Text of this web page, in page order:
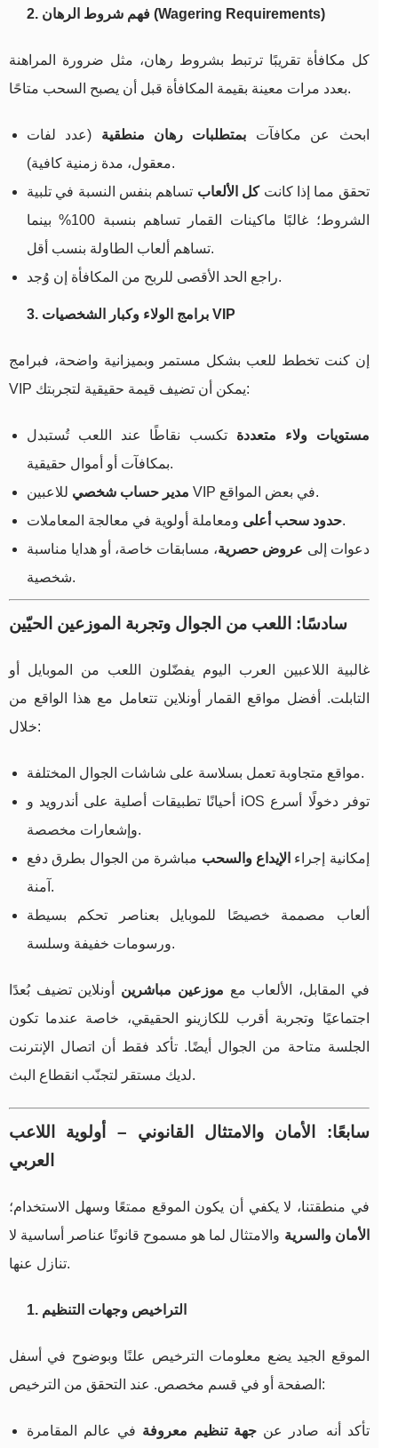
2. فهم شروط الرهان (Wagering Requirements)
كل مكافأة تقريبًا ترتبط بشروط رهان، مثل ضرورة المراهنة
بعدد مرات معينة بقيمة المكافأة قبل أن يصبح السحب متاحًا.
ابحث عن مكافآت بمتطلبات رهان منطقية (عدد لفات
معقول، مدة زمنية كافية).
تحقق مما إذا كانتكل الألعاب تساهم بنفس النسبة في تلبية
الشروط؛ غالبًا ماكينات القمار تساهم بنسبة 100% بينما
تساهم ألعاب الطاولة بنسب أقل.
راجع الحد الأقصى للربح من المكافأة إن وُجد.
3. برامج الولاء وكبار الشخصيات VIP
إن كنت تخطط للعب بشكل مستمر وبميزانية واضحة، فبرامج
VIP يمكن أن تضيف قيمة حقيقية لتجربتك:
مستويات ولاء متعددة تكسب نقاطًا عند اللعب تُستبدل
بمكافآت أو أموال حقيقية.
مدير حساب شخصي
للاعبين VIP في بعض المواقع.
حدود سحب أعلىومعاملة أولوية في معالجة المعاملات.
دعوات إلى عروض حصرية، مسابقات خاصة، أو هدايا مناسبة
شخصية.
سادسًا: اللعب من الجوال وتجربة الموزعين الحيّين
غالبية اللاعبين العرب اليوم يفضّلون اللعب من الموبايل أو
التابلت. أفضل مواقع القمار أونلاين تتعامل مع هذا الواقع من
خلال:
مواقع متجاوبة تعمل بسلاسة على شاشات الجوال المختلفة.
أحيانًا تطبيقات أصلية على أندرويد و iOS توفر دخولًا أسرع
وإشعارات مخصصة.
إمكانية إجراء الإيداع والسحب مباشرة من الجوال بطرق دفع
آمنة.
ألعاب مصممة خصيصًا للموبايل بعناصر تحكم بسيطة
ورسومات خفيفة وسلسة.
في المقابل، الألعاب مع موزعين مباشرين أونلاين تضيف بُعدًا
اجتماعيًا وتجربة أقرب للكازينو الحقيقي، خاصة عندما تكون
الجلسة متاحة من الجوال أيضًا. تأكد فقط أن اتصال الإنترنت
لديك مستقر لتجنّب انقطاع البث.
سابعًا: الأمان والامتثال القانوني – أولوية اللاعب
العربي
في منطقتنا، لا يكفي أن يكون الموقع ممتعًا وسهل الاستخدام؛
الأمان والسرية والامتثال لما هو مسموح قانونًا عناصر أساسية لا
تنازل عنها.
1. التراخيص وجهات التنظيم
الموقع الجيد يضع معلومات الترخيص علنًا وبوضوح في أسفل
الصفحة أو في قسم مخصص. عند التحقق من الترخيص:
تأكد أنه صادر عن جهة تنظيم معروفة في عالم المقامرة